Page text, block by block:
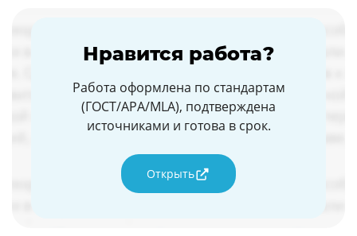
Нравится работа?
Работа оформлена по стандартам
(ГОСТ/APA/MLA), подтверждена
источниками и готова в срок.
Открыть